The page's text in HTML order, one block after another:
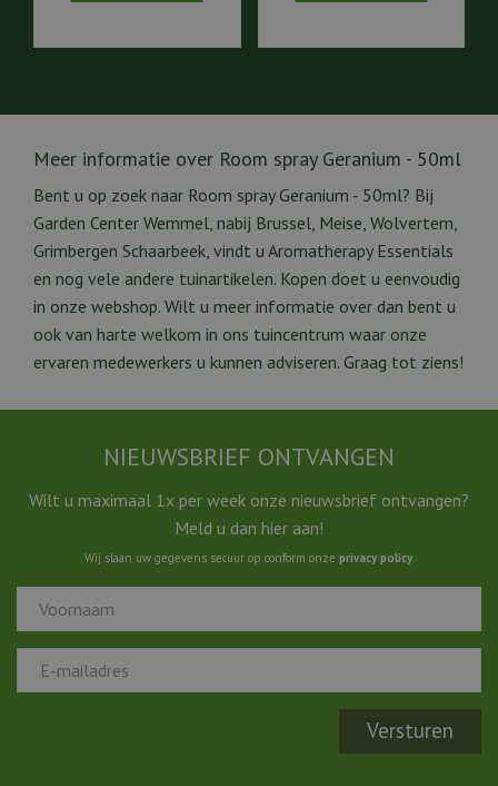
Meer informatie over Room spray Geranium - 50ml
Bent u op zoek naar Room spray Geranium - 50ml? Bij
Garden Center Wemmel, nabij Brussel, Meise, Wolvertem,
Grimbergen Schaarbeek, vindt u Aromatherapy Essentials
en nog vele andere tuinartikelen. Kopen doet u eenvoudig
in onze webshop. Wilt u meer informatie over dan bent u
ook van harte welkom in ons tuincentrum waar onze
ervaren medewerkers u kunnen adviseren. Graag tot ziens!
NIEUWSBRIEF ONTVANGEN
Wilt u maximaal 1x per week onze nieuwsbrief ontvangen?
Meld u dan hier aan!
Wij slaan uw gegevens secuur op conform onze privacy policy.